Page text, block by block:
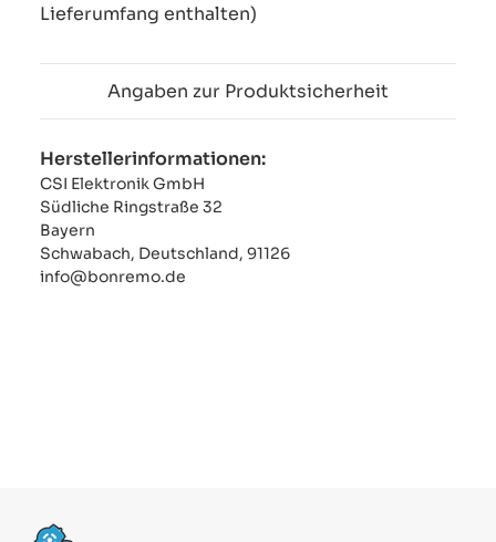
Lieferumfang enthalten)
Angaben zur Produktsicherheit
Herstellerinformationen:
CSI Elektronik GmbH
Südliche Ringstraße 32
Bayern
Schwabach, Deutschland, 91126
info@bonremo.de